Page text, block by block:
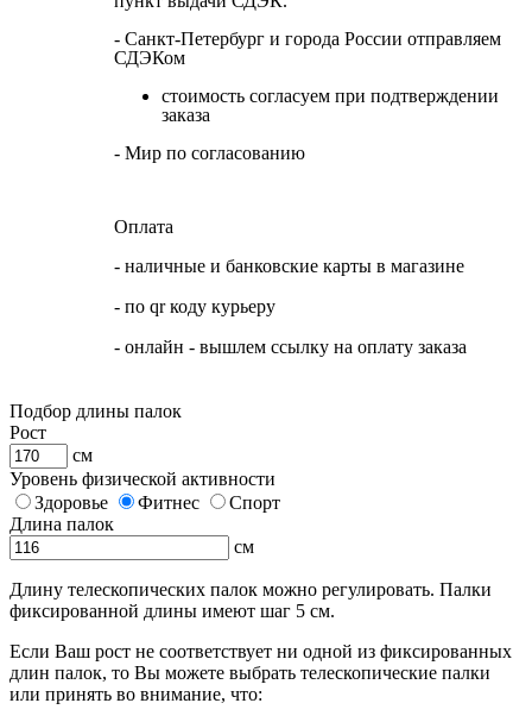
- Санкт-Петербург и города России отправляем
СДЭКом
стоимость согласуем при подтверждении
заказа
- Мир по согласованию
Оплата
- наличные и банковские карты в магазине
- по qr коду курьеру
- онлайн - вышлем ссылку на оплату заказа
Подбор длины палок
Рост
см
Уровень физической активности
Здоровье
Фитнес
Спорт
Длина палок
см
Длину телескопических палок можно регулировать. Палки
фиксированной длины имеют шаг 5 см.
Если Ваш рост не соответствует ни одной из фиксированных
длин палок, то Вы можете выбрать телескопические палки
или принять во внимание, что: